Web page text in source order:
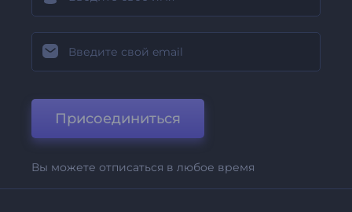
Присоединиться
Вы можете отписаться в любое время